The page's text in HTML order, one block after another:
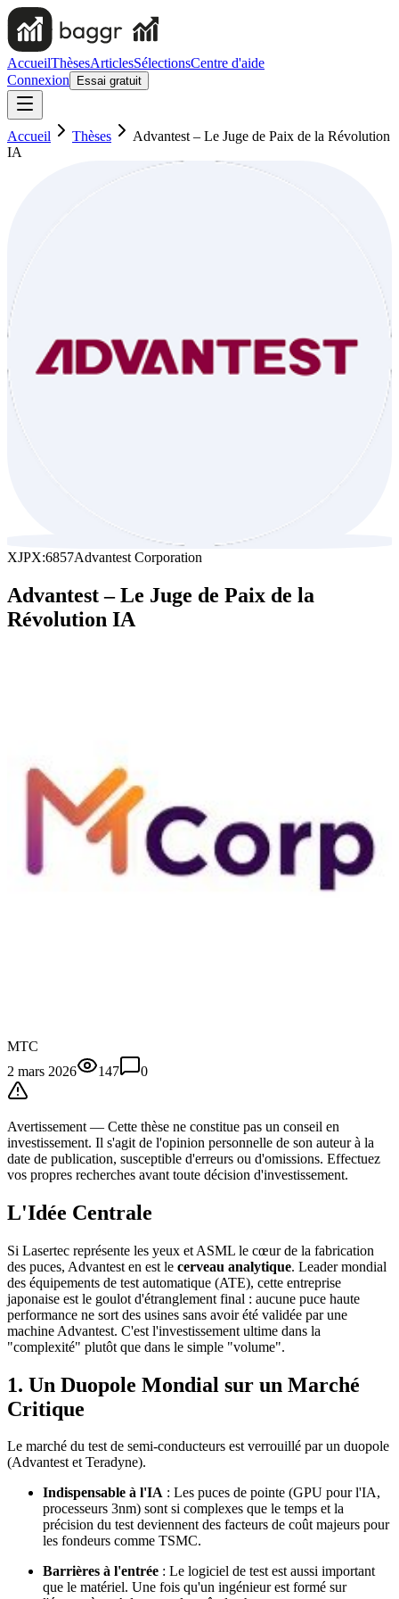
AccueilThèsesArticlesSélectionsCentre d'aide
Connexion
Essai gratuit
Accueil Thèses
Advantest – Le Juge de Paix de la Révolution
IA
XJPX:6857Advantest Corporation
Advantest – Le Juge de Paix de la
Révolution IA
MTC
2 mars 2026
147 0
Avertissement — Cette thèse ne constitue pas un conseil en
investissement. Il s'agit de l'opinion personnelle de son auteur à la
date de publication, susceptible d'erreurs ou d'omissions. Effectuez
vos propres recherches avant toute décision d'investissement.
L'Idée Centrale
Si Lasertec représente les yeux et ASML le cœur de la fabrication
des puces, Advantest en est le cerveau analytique. Leader mondial
des équipements de test automatique (ATE), cette entreprise
japonaise est le goulot d'étranglement final : aucune puce haute
performance ne sort des usines sans avoir été validée par une
machine Advantest. C'est l'investissement ultime dans la
"complexité" plutôt que dans le simple "volume".
1. Un Duopole Mondial sur un Marché
Critique
Le marché du test de semi-conducteurs est verrouillé par un duopole
(Advantest et Teradyne).
Indispensable à l'IA : Les puces de pointe (GPU pour l'IA,
processeurs 3nm) sont si complexes que le temps et la
précision du test deviennent des facteurs de coût majeurs pour
les fondeurs comme TSMC.
Barrières à l'entrée : Le logiciel de test est aussi important
que le matériel. Une fois qu'un ingénieur est formé sur